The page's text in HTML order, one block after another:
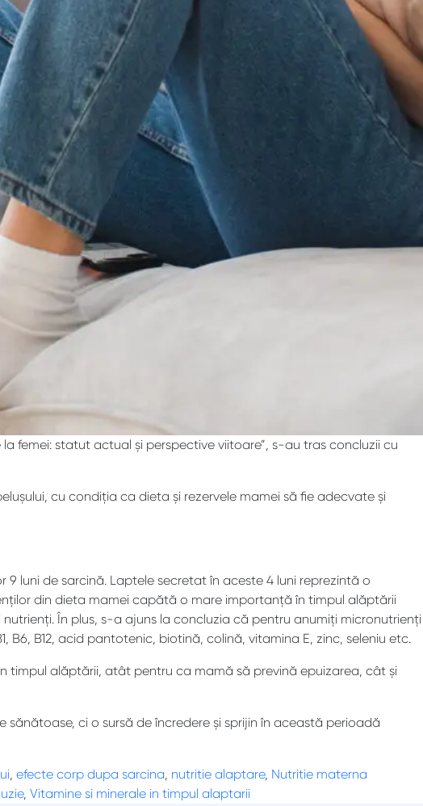
femei: statut actual și perspective viitoare”, s-au tras concluzii cu
cu condiția ca dieta și rezervele mamei să fie adecvate și
luni de sarcină. Laptele secretat în aceste 4 luni reprezintă o
din dieta mamei capătă o mare importanță în timpul alăptării
În plus, s-a ajuns la concluzia că pentru anumiți micronutrienți
B12, acid pantotenic, biotină, colină, vitamina E, zinc, seleniu etc.
alăptării, atât pentru ca mamă să prevină epuizarea, cât și
ci o sursă de încredere și sprijin în această perioadă
, efecte corp dupa sarcina, nutritie alaptare, Nutritie materna
, Vitamine si minerale in timpul alaptarii